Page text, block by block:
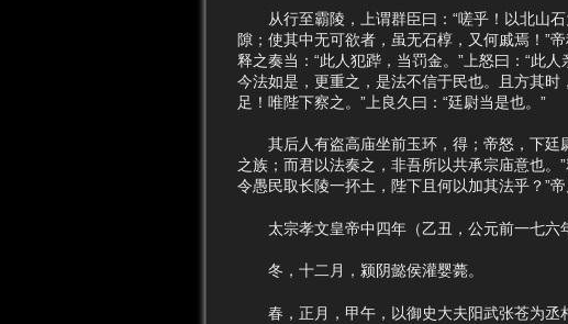
从行至霸陵，上谓群臣曰：“嗟乎！以北山石
隙；使其中无可欲者，虽无石椁，又何戚焉！”
释之奏当：“此人犯跸，当罚金。”上怒曰：“此
今法如是，更重之，是法不信于民也。且方其
足！唯陛下察之。”上良久曰：“廷尉当是也。”
其后人有盗高庙坐前玉环，得；帝怒，下廷尉
之族；而君以法奏之，非吾所以共承宗庙意也
令愚民取长陵一抔土，陛下且何以加其法乎？”帝
太宗孝文皇帝中四年（乙丑，公元前一七六
冬，十二月，颍阴懿侯灌婴薨。
春，正月，甲午，以御史大夫阳武张苍为丞